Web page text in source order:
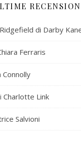
di Darby
Ferraris
Connolly
Charlotte Link
Salvioni